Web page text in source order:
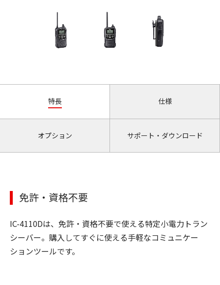
特長 仕様
オプション サポート・ダウンロード
免許・資格不要
IC-4110Dは、免許・資格不要で使える特定小電力トラン
シーバー。購入してすぐに使える手軽なコミュニケー
ションツールです。